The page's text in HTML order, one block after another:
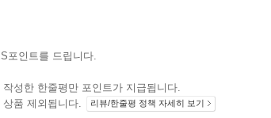
포인트를 드립니다.
성한 한줄평만 포인트가 지급됩니다.
품 제외됩니다.
리뷰/한줄평 정책 자세히 보기